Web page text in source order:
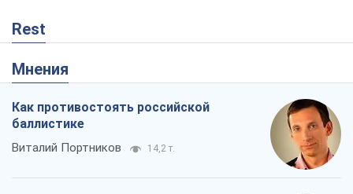
Rest
Мнения
Как противостоять российской
баллистике
Виталий Портников 14,2 т.